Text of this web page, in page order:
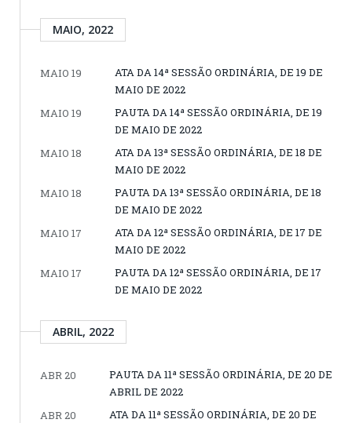
MAIO, 2022
MAIO 19
ATA DA 14ª SESSÃO ORDINÁRIA, DE 19 DE
MAIO DE 2022
MAIO 19
PAUTA DA 14ª SESSÃO ORDINÁRIA, DE 19
DE MAIO DE 2022
MAIO 18
ATA DA 13ª SESSÃO ORDINÁRIA, DE 18 DE
MAIO DE 2022
MAIO 18
PAUTA DA 13ª SESSÃO ORDINÁRIA, DE 18
DE MAIO DE 2022
MAIO 17
ATA DA 12ª SESSÃO ORDINÁRIA, DE 17 DE
MAIO DE 2022
MAIO 17
PAUTA DA 12ª SESSÃO ORDINÁRIA, DE 17
DE MAIO DE 2022
ABRIL, 2022
ABR 20
PAUTA DA 11ª SESSÃO ORDINÁRIA, DE 20 DE
ABRIL DE 2022
ABR 20
ATA DA 11ª SESSÃO ORDINÁRIA, DE 20 DE